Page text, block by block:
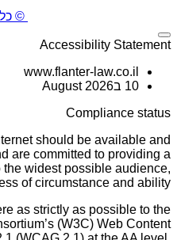
© כל
Accessibility Statement
www.flanter-law.co.il
10 בAugust 2026
Compliance status
should be available and
are committed to providing a
widest possible audience,
of circumstance and ability.
as strictly as possible to the
(W3C) Web Content